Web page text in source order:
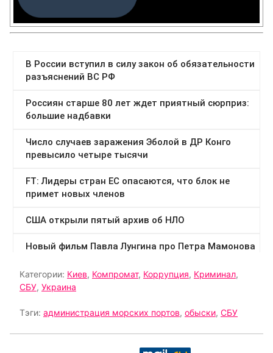
Категории: Киев, Компромат, Коррупция, Криминал,
СБУ, Украина
Тэги: администрация морских портов, обыски, СБУ